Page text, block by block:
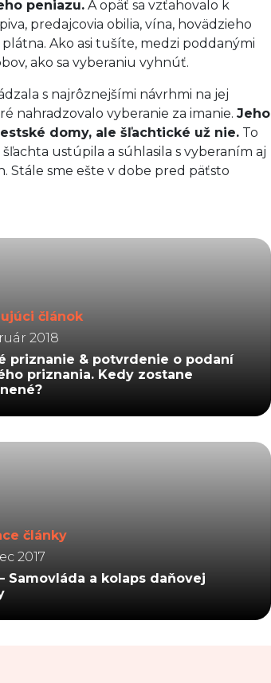
peniazu. A opäť sa vzťahovalo k
predajcovia obilia, vína, hovädzieho
Ako asi tušíte, medzi poddanými
ako sa vyberaniu vyhnúť.
s najrôznejšími návrhmi na jej
nahradzovalo vyberanie za imanie. Jeho
domy, ale šľachtické už nie. To
ustúpila a súhlasila s vyberaním aj
Stále sme ešte v dobe pred päťsto
článok
2018
priznanie & potvrdenie o podaní
priznania. Kedy zostane
články
2017
Samovláda a kolaps daňovej